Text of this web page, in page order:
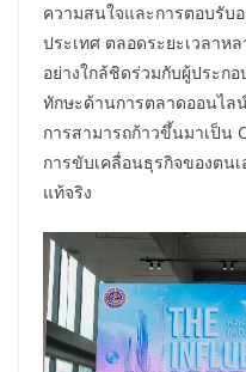
ความสนใจและการตอบรับ
ประเทศ ตลอดระยะเวลาห
อย่างใกล้ชิดร่วมกับผู้ประก
ทักษะด้านการตลาดออนไล
การสามารถก้าวขึ้นมาเป็น
การขับเคลื่อนธุรกิจของตน
แท้จริง